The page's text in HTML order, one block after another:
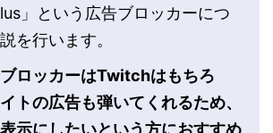
」という広告ブロッカーにつ
を行います。
ロッカーはTwitchはもちろ
トの広告も弾いてくれるため、
示にしたいという方におすすめ